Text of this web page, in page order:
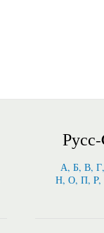
А, Б, В,
Н, О, П,